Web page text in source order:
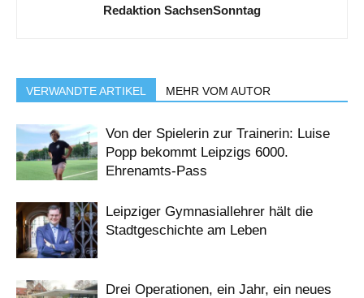
Redaktion SachsenSonntag
VERWANDTE ARTIKEL MEHR VOM AUTOR
Von der Spielerin zur Trainerin: Luise
Popp bekommt Leipzigs 6000.
Ehrenamts-Pass
Leipziger Gymnasiallehrer hält die
Stadtgeschichte am Leben
Drei Operationen, ein Jahr, ein neues